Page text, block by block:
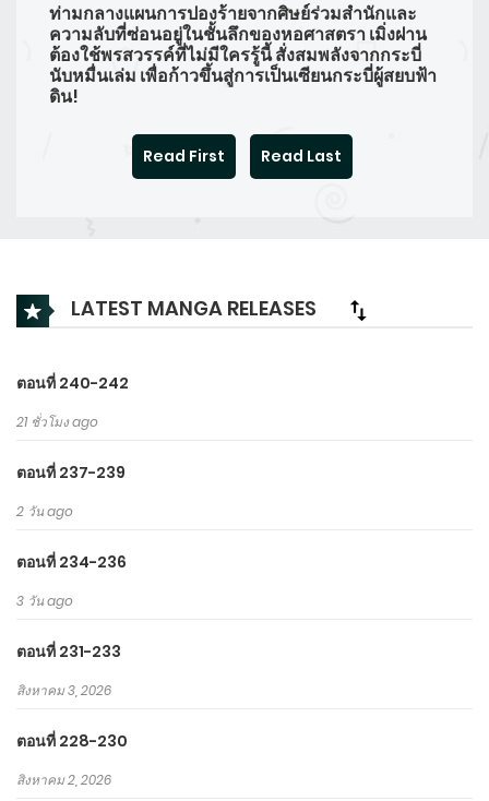
ท่ามกลางแผนการปองร้ายจากศิษย์ร่วมสำนักและ
ความลับที่ซ่อนอยู่ในชั้นลึกของหอศาสตรา เมิ่งฝาน
ต้องใช้พรสวรรค์ที่ไม่มีใครรู้นี้ สั่งสมพลังจากกระบี่
นับหมื่นเล่ม เพื่อก้าวขึ้นสู่การเป็นเซียนกระบี่ผู้สยบฟ้า
ดิน!
Read First Read Last
LATEST MANGA RELEASES
ตอนที่ 240-242
21 ชั่วโมง ago
ตอนที่ 237-239
2 วัน ago
ตอนที่ 234-236
3 วัน ago
ตอนที่ 231-233
สิงหาคม 3, 2026
ตอนที่ 228-230
สิงหาคม 2, 2026